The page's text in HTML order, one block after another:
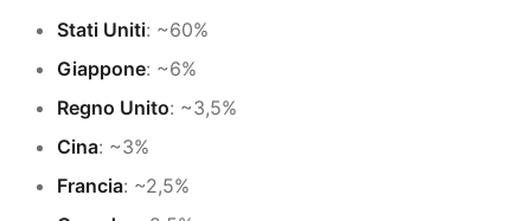
Stati Uniti: ~60%
Giappone: ~6%
Regno Unito: ~3,5%
Cina: ~3%
Francia: ~2,5%